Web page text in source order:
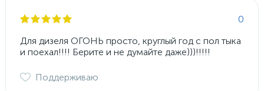
0
Для дизеля ОГОНЬ просто, круглый год с пол тыка
и поехал!!!! Берите и не думайте даже)))!!!!!
Поддерживаю